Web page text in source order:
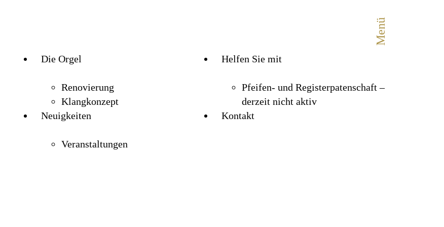
Menü
Die Orgel
Renovierung
Klangkonzept
Helfen Sie mit
Pfeifen- und Registerpatenschaft –
derzeit nicht aktiv
Neuigkeiten
Veranstaltungen
Kontakt
schließen
Die Orgel
Renovierung
Klangkonzept
Helfen Sie mit
Pfeifen- und Registerpatenschaft –